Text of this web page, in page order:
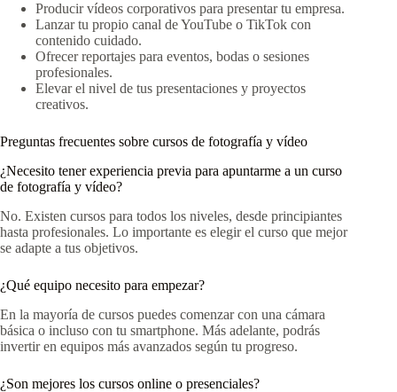
Producir vídeos corporativos para presentar tu empresa.
Lanzar tu propio canal de YouTube o TikTok con
contenido cuidado.
Ofrecer reportajes para eventos, bodas o sesiones
profesionales.
Elevar el nivel de tus presentaciones y proyectos
creativos.
Preguntas frecuentes sobre cursos de fotografía y vídeo
¿Necesito tener experiencia previa para apuntarme a un curso
de fotografía y vídeo?
No. Existen cursos para todos los niveles, desde principiantes
hasta profesionales. Lo importante es elegir el curso que mejor
se adapte a tus objetivos.
¿Qué equipo necesito para empezar?
En la mayoría de cursos puedes comenzar con una cámara
básica o incluso con tu smartphone. Más adelante, podrás
invertir en equipos más avanzados según tu progreso.
¿Son mejores los cursos online o presenciales?